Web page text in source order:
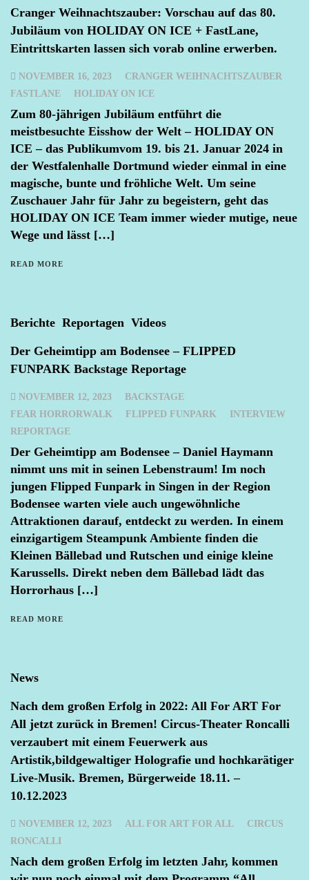
Cranger Weihnachtszauber: Vorschau auf das 80.
Jubiläum von HOLIDAY ON ICE + FastLane,
Eintrittskarten lassen sich vorab online erwerben.
NOVEMBER 16, 2023
CRANGER WEIHNACHTSZAUBER
FASTLANE
HOLIDAY ON ICE
Zum 80-jährigen Jubiläum entführt die
meistbesuchte Eisshow der Welt – HOLIDAY ON
ICE – das Publikumvom 19. bis 21. Januar 2024 in
der Westfalenhalle Dortmund wieder einmal in eine
magische, bunte und fröhliche Welt. Um seine
Zuschauer Jahr für Jahr zu begeistern, geht das
HOLIDAY ON ICE Team immer wieder mutige, neue
Wege und lässt […]
READ MORE
Berichte Reportagen Videos
Der Geheimtipp am Bodensee – FLIPPED
FUNPARK Backstage Reportage
NOVEMBER 12, 2023
BACKSTAGE
FEAR HORRORWALK
FLIPPED FUNPARK
INTERVIEW
REPORTAGE
Der Geheimtipp am Bodensee – Daniel Haymann
nimmt uns mit in seinen Lebenstraum! Im noch
jungen Flipped Funpark in Singen in der Region
Bodensee warten viele auch ungewöhnliche
Attraktionen darauf, entdeckt zu werden. In einem
einzigartigem Steampunk Ambiente finden die
Kleinen Bällebad und Rutschen und einige kleine
Karussells. Direkt neben dem Bällebad lädt das
Horrorhaus […]
READ MORE
News
Nach dem großen Erfolg in 2022: All For ART For
All jetzt zurück in Bremen! Circus-Theater Roncalli
verzaubert mit einem Feuerwerk aus
Artistik,bildgewaltiger Holografie und hochkarätiger
Live-Musik. Bremen, Bürgerweide 18.11. –
10.12.2023
NOVEMBER 12, 2023 ALL FOR ART FOR ALL
CIRCUS
RONCALLI
Nach dem großen Erfolg im letzten Jahr, kommen